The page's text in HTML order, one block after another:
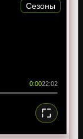
0:0022:02
Сезоны